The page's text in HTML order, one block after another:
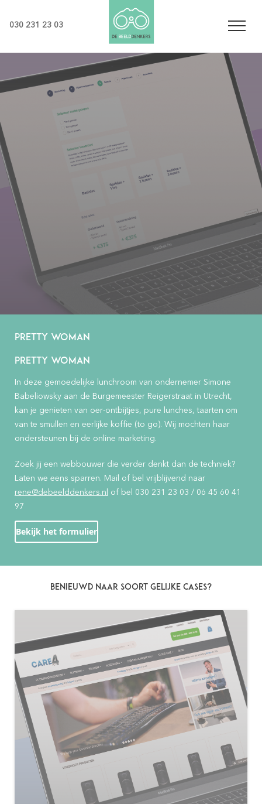
030 231 23 03
PRETTY WOMAN
PRETTY WOMAN
In deze gemoedelijke lunchroom van ondernemer Simone
Babeliowsky aan de Burgemeester Reigerstraat in Utrecht,
kan je genieten van oer-ontbijtjes, pure lunches, taarten om
van te smullen en eerlijke koffie (to go). Wij mochten haar
ondersteunen bij de online marketing.
Zoek jij een webbouwer die verder denkt dan de techniek?
Laten we eens sparren. Mail of bel vrijblijvend naar
rene@debeelddenkers.nl of bel 030 231 23 03 / 06 45 60 41
97
Bekijk het formulier
BENIEUWD NAAR SOORT GELIJKE CASES?